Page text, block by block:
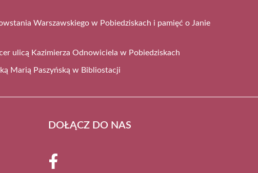
Warszawskiego w Pobiedziskach i pamięć o Janie
ulicą Kazimierza Odnowiciela w Pobiedziskach
Marią Paszyńską w Bibliostacji
DOŁĄCZ DO NAS